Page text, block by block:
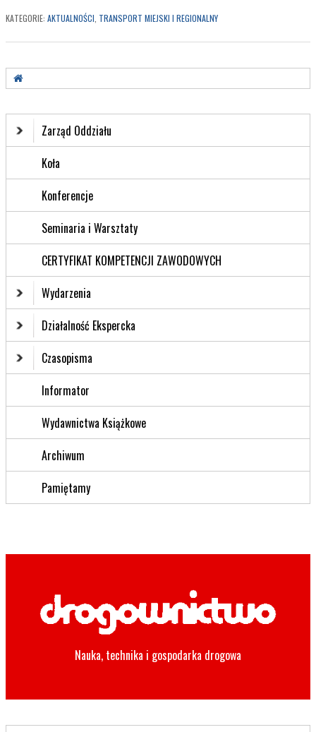
KATEGORIE: AKTUALNOŚCI TRANSPORT MIEJSKI I REGIONALNY
Zarząd Oddziału
Koła
Konferencje
Seminaria i Warsztaty
CERTYFIKAT KOMPETENCJI ZAWODOWYCH
Wydarzenia
Działalność Ekspercka
Czasopisma
Informator
Wydawnictwa Książkowe
Archiwum
Pamiętamy
Nauka, technika i gospodarka drogowa